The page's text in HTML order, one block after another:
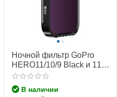
Ночной фильтр GoPro
HERO11/10/9 Black и 11
Black Mini (Freewell)
В наличии